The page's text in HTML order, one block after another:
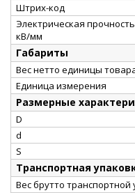
Штрих-код
Электрическая
кВ/мм
Габариты
Вес нетто единицы
Единица измерения
Размерные
D
d
S
Транспортная
Вес брутто транспортной